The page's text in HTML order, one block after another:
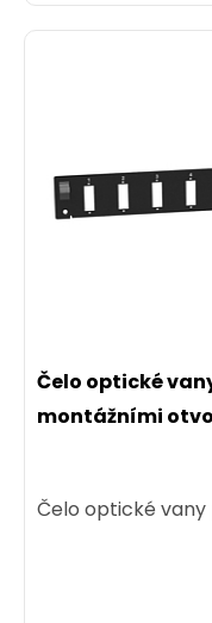
Čelo optické vany
montážními
Čelo optické vany